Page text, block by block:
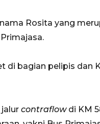
Rosita yang
di bagian pelipis dan
contraflowdi KM